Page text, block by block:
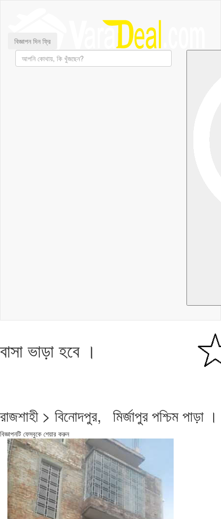
বিজ্ঞাপন দিন ফ্রি
বাসা ভাড়া হবে ।
রাজশাহী > বিনোদপুর, মির্জাপুর পশ্চিম পাড়া ।
বিজ্ঞাপনটি ফেসবুকে শেয়ার করুন